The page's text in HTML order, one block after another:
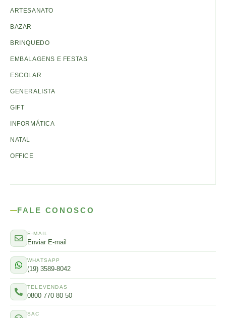
ARTESANATO
BAZAR
BRINQUEDO
EMBALAGENS E FESTAS
ESCOLAR
GENERALISTA
GIFT
INFORMÁTICA
NATAL
OFFICE
FALE CONOSCO
E-MAIL
Enviar E-mail
WHATSAPP
(19) 3589-8042
TELEVENDAS
0800 770 80 50
SAC